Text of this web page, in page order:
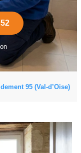
95 (Val-d’Oise)